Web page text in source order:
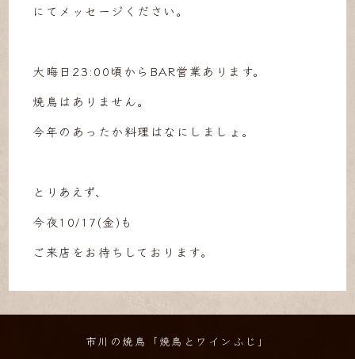
にてメッセージください。
大晦日23:00頃からBAR営業あります。
焼鳥はありません。
今年のあったか料理はなにしましょ。
とりあえず、
今夜10/17(金)も
ご来店をお待ちしております。
市川の焼鳥「焼鳥とワインふじ」